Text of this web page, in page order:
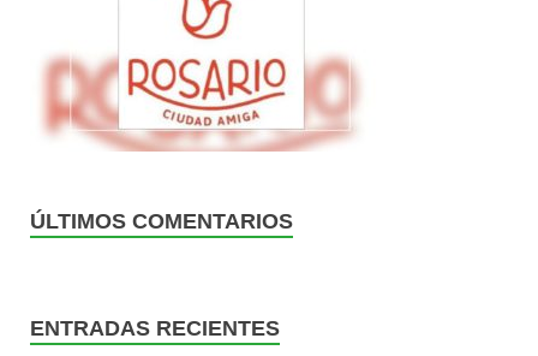
ÚLTIMOS COMENTARIOS
ENTRADAS RECIENTES